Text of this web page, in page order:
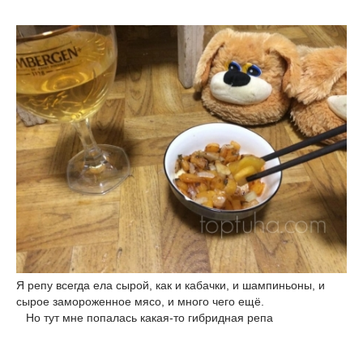
Я репу всегда ела сырой, как и кабачки, и шампиньоны, и
сырое замороженное мясо, и много чего ещё.
Но тут мне попалась какая-то гибридная репа